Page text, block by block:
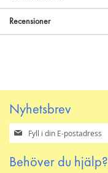
Recensioner
Nyhetsbrev
Prenumerera
på
nyhetsbrev
Behöver du hjälp?